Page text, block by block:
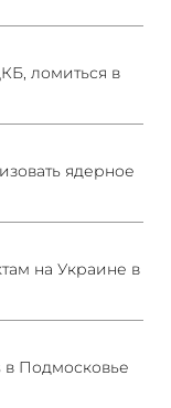
ломиться в
ядерное
на Украине в
в Подмосковье